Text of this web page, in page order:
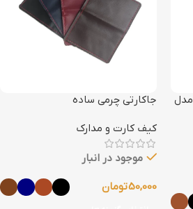
جاکارتی چرمی Massimo Dutti مدل
جاکارتی چرمی ساده
کیف کارت و مدارک
موجود در انبار
50,000تومان